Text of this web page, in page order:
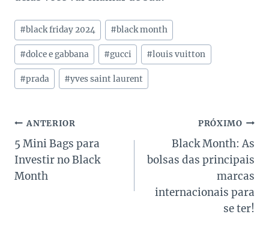
Tags
do
Post:
#black friday 2024 #black month
#dolce e gabbana #gucci #louis vuitton
#prada #yves saint laurent
Navegação
de
Post
ANTERIOR
5 Mini Bags para
Investir no Black
Month
PRÓXIMO
Black Month: As
bolsas das principais
marcas
internacionais para
se ter!